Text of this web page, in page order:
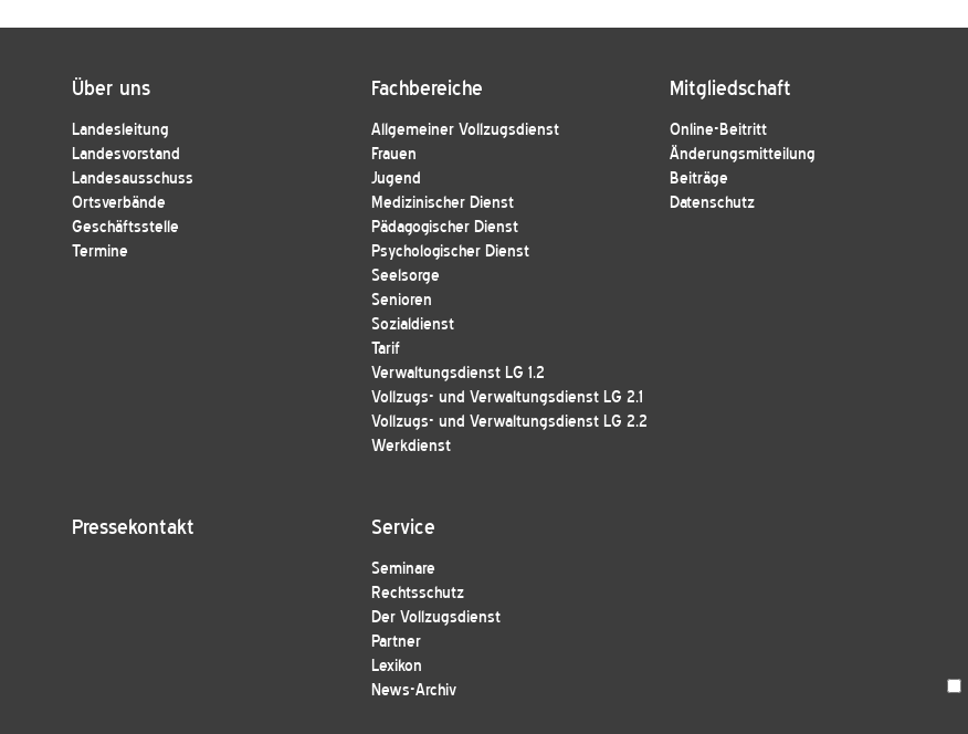
Über uns
Landesleitung
Landesvorstand
Landesausschuss
Ortsverbände
Geschäftsstelle
Termine
Fachbereiche
Allgemeiner Vollzugsdienst
Frauen
Jugend
Medizinischer Dienst
Pädagogischer Dienst
Psychologischer Dienst
Seelsorge
Senioren
Sozialdienst
Tarif
Verwaltungsdienst LG 1.2
Vollzugs- und Verwaltungsdienst LG 2.1
Vollzugs- und Verwaltungsdienst LG 2.2
Werkdienst
Mitgliedschaft
Online-Beitritt
Änderungsmitteilung
Beiträge
Datenschutz
Pressekontakt Service
Seminare
Rechtsschutz
Der Vollzugsdienst
Partner
Lexikon
News-Archiv